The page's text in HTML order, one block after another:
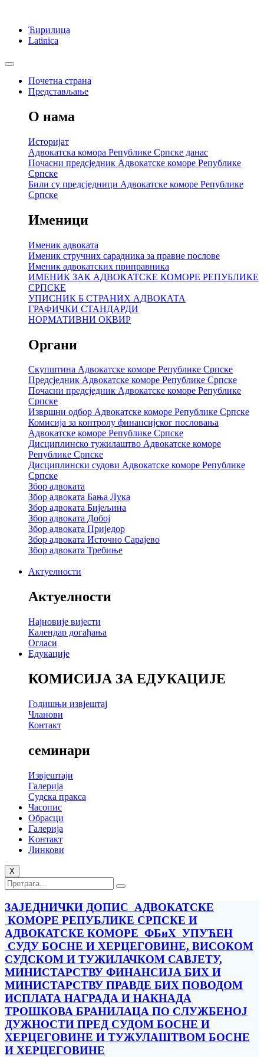
Ћирилица
Latinica
Почетна страна
Представљање
О нама
Историјат
Адвокатска комора Републике Српске данас
Почасни предсједник Адвокатске коморе Републике
Српске
Били су предсједници Адвокатске коморе Републике
Српске
Именици
Именик адвоката
Именик стручних сарадника за правне послове
Именик адвокатских приправника
ИМЕНИК ЗАК АДВОКАТСКЕ КОМОРЕ РЕПУБЛИКЕ
СРПСКЕ
УПИСНИК Б СТРАНИХ АДВОКАТА
ГРАФИЧКИ СТАНДАРДИ
НОРМАТИВНИ ОКВИР
Органи
Скупштина Адвокатске коморе Републике Српске
Предсједник Адвокатске коморе Републике Српске
Почасни предсједник Адвокатске коморе Републике
Српске
Извршни одбор Адвокатске коморе Републике Српске
Комисија за контролу финансијског пословања
Адвокатске коморе Републике Српске
Дисциплинско тужилаштво Адвокатске коморе
Републике Српске
Дисциплински судови Адвокатске коморе Републике
Српске
Збор адвоката
Збор адвоката Бања Лука
Збор адвоката Бијељина
Збор адвоката Добој
Збор адвоката Приједор
Збор адвоката Источно Сарајево
Збор адвоката Требиње
Актуелности
Актуелности
Најновије вијести
Календар догађања
Огласи
Едукације
КОМИСИЈА ЗА ЕДУКАЦИЈЕ
Годишњи извјештај
Чланови
Контакт
семинари
Извјештаји
Галерија
Судска пракса
Часопис
Обрасци
Галерија
Kонтакт
Линкови
X
ЗАЈЕДНИЧКИ ДОПИС АДВОКАТСКЕ
КОМОРЕ РЕПУБЛИКЕ СРПСКЕ И
АДВОКАТСКЕ КОМОРЕ ФБиХ УПУЋЕН
СУДУ БОСНЕ И ХЕРЦЕГОВИНЕ, ВИСОКОМ
СУДСКОМ И ТУЖИЛАЧКОМ САВЈЕТУ,
МИНИСТАРСТВУ ФИНАНСИЈА БИХ И
МИНИСТАРСТВУ ПРАВДЕ БИХ ПОВОДОМ
ИСПЛАТА НАГРАДА И НАКНАДА
ТРОШКОВА БРАНИЛАЦА ПО СЛУЖБЕНОЈ
ДУЖНОСТИ ПРЕД СУДОМ БОСНЕ И
ХЕРЦЕГОВИНЕ И ТУЖУЛАШТВОМ БОСНЕ
И ХЕРЦЕГОВИНЕ